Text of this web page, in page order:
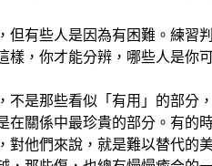
但有些人是因為有困難。練
樣，你才能分辨，哪些人是
不是那些看似「有用」的部
在關係中最珍貴的部分。有
對他們來說，就是難以替代